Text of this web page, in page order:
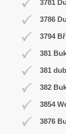
3781
3786
3794
381
381 dub
382
3854
3876